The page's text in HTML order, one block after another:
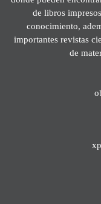
de libros
conocimiento,
importantes revistas
de